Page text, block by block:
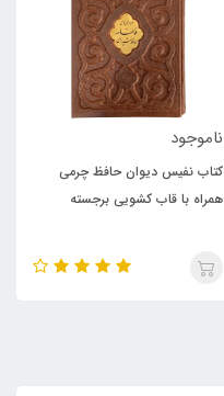
ناموجود
کتاب نفیس دیوان حافظ چرمی
همراه با قاب کشویی برجسته